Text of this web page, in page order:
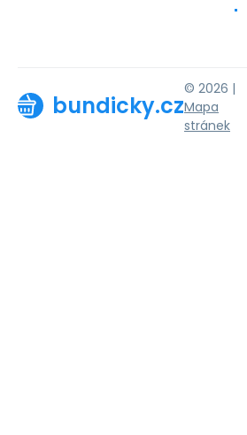
bundicky.cz
© 2026 |
Mapa
stránek